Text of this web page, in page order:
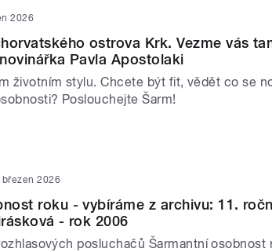
2026
ostrova Krk. Vezme vás
Pavla Apostolaki
životním stylu. Chcete být fit, vědět co se
Poslouchejte Šarm!
březen 2026
roku - vybíráme z archivu: 11.
- rok 2006
posluchačů Šarmantní osobnost